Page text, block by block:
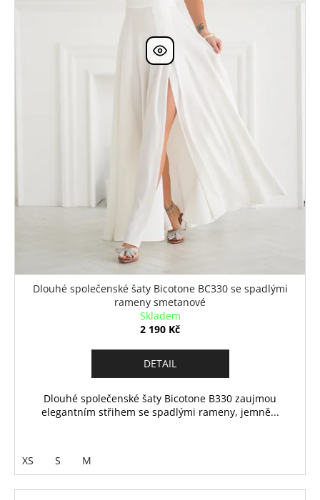
Dlouhé společenské šaty Bicotone BC330 se spadlými
rameny smetanové
Skladem
2 190 Kč
DETAIL
Dlouhé společenské šaty Bicotone B330 zaujmou
elegantním střihem se spadlými rameny, jemně...
XS S M